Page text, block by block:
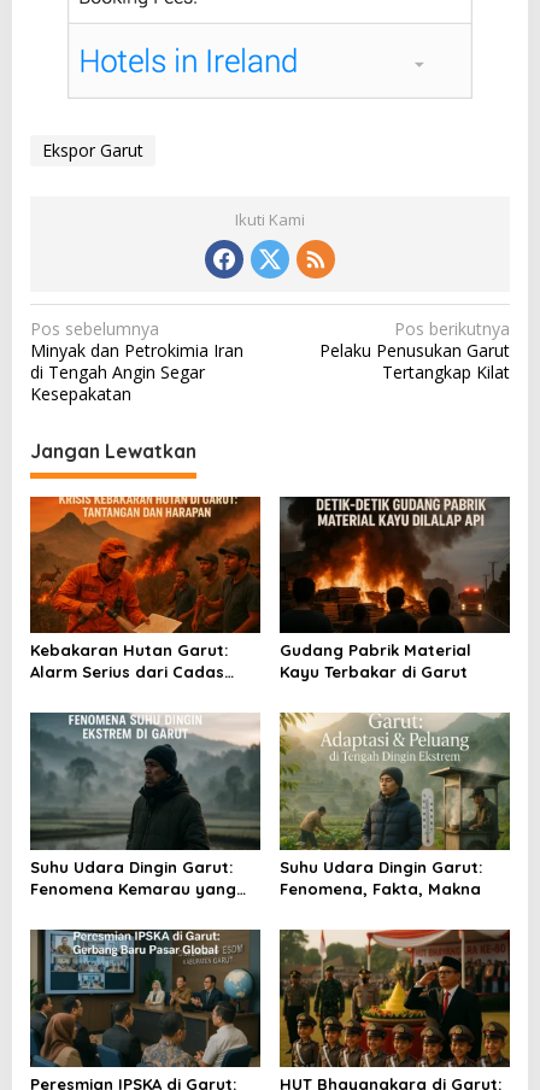
Ekspor Garut
Ikuti Kami
N
a
v
g
a
s
i
p
o
s
Pos sebelumnya
Minyak dan Petrokimia Iran
di Tengah Angin Segar
Kesepakatan
Pos berikutnya
Pelaku Penusukan Garut
Tertangkap Kilat
Jangan Lewatkan
Kebakaran Hutan Garut:
Alarm Serius dari Cadas
Gudang Pabrik Material
Kayu Terbakar di Garut
Suhu Udara Dingin Garut:
Fenomena Kemarau yang
Suhu Udara Dingin Garut:
Fenomena, Fakta, Makna
Peresmian IPSKA di Garut: HUT Bhayangkara di Garut: